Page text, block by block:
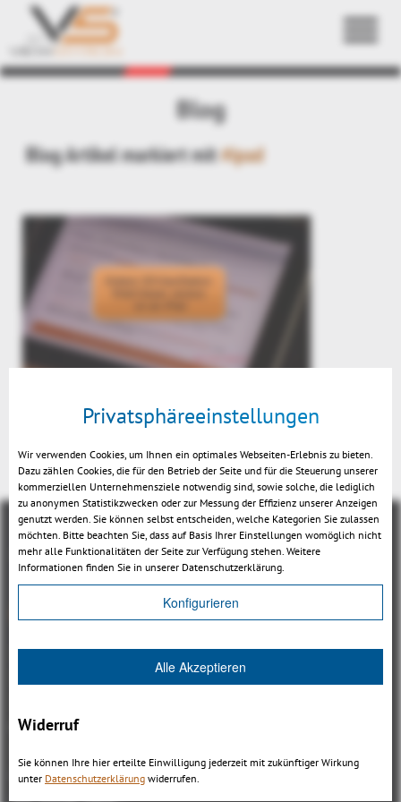
Blog
Blog Artikel markiert mit#ipad
Kisters 3DViewStation WebViewer
Übersicht
3DViewStation Produktfamilie
3DViewStation Desktop Version
Kisters VisShare
Integrationen
Privatsphäreeinstellungen
Wir verwenden Cookies, um Ihnen ein optimales Webseiten-Erlebnis zu bieten.
Dazu zählen Cookies, die für den Betrieb der Seite und für die Steuerung unserer
kommerziellen Unternehmensziele notwendig sind, sowie solche, die lediglich
zu anonymen Statistikzwecken oder zur Messung der Effizienz unserer Anzeigen
genutzt werden. Sie können selbst entscheiden, welche Kategorien Sie zulassen
möchten. Bitte beachten Sie, dass auf Basis Ihrer Einstellungen womöglich nicht
mehr alle Funktionalitäten der Seite zur Verfügung stehen. Weitere
Informationen finden Sie in unserer Datenschutzerklärung.
Konfigurieren
Alle Akzeptieren
Widerruf
Sie können Ihre hier erteilte Einwilligung jederzeit mit zukünftiger Wirkung
unter Datenschutzerklärung widerrufen.